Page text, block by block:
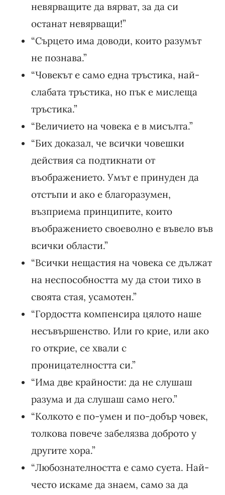
невярващите да вярват, за да си
останат невярващи!”
“Сърцето има доводи, които разумът
не познава.”
“Човекът е само една тръстика, най-
слабата тръстика, но пък е мислеща
тръстика.”
“Величието на човека е в мисълта.”
“Бих доказал, че всички човешки
действия са подтикнати от
въображението. Умът е принуден да
отстъпи и ако е благоразумен,
възприема принципите, които
въображението своеволно е въвело във
всички области.”
“Всички нещастия на човека се дължат
на неспособността му да стои тихо в
своята стая, усамотен.”
“Гордостта компенсира цялото наше
несъвършенство. Или го крие, или ако
го открие, се хвали с
проницателността си.”
“Има две крайности: да не слушаш
разума и да слушаш само него.”
“Колкото е по-умен и по-добър човек,
толкова повече забелязва доброто у
другите хора.”
“Любознателността е само суета. Най-
често искаме да знаем, само за да